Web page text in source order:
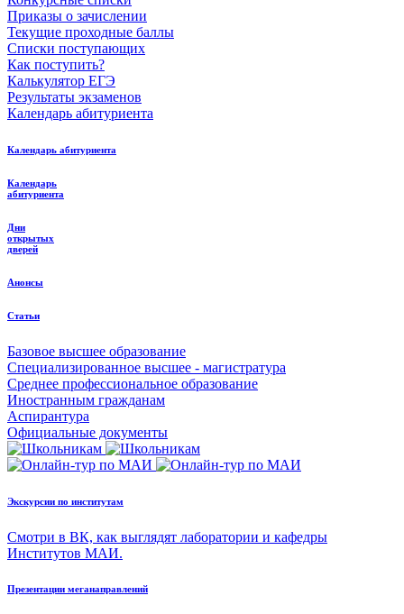
Приказы о зачислении
Текущие проходные баллы
Списки поступающих
Как поступить?
Калькулятор ЕГЭ
Результаты экзаменов
Календарь абитуриента
Календарь абитуриента
Календарь
абитуриента
Дни
открытых
дверей
Анонсы
Статьи
Базовое высшее образование
Специализированное высшее - магистратура
Среднее профессиональное образование
Иностранным гражданам
Аспирантура
Официальные документы
Экскурсии по институтам
Смотри в ВК, как выглядят лаборатории и кафедры
Институтов МАИ.
Презентации меганаправлений